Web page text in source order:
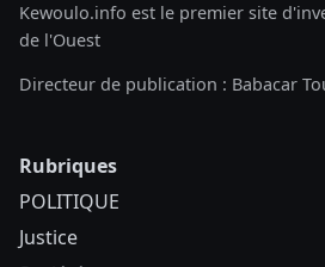
Kewoulo.info est le premier site
de l'Ouest
Directeur de publication : Babacar
Rubriques
POLITIQUE
Justice